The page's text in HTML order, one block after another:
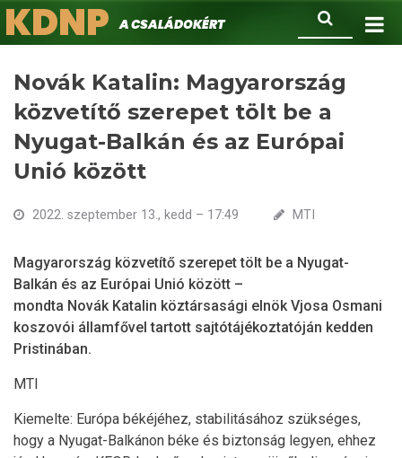
Ugrás
a
Keresés
KDNPA családokért.
Novák Katalin: Magyarország
közvetítő szerepet tölt be a
Nyugat-Balkán és az Európai
Unió között
2022. szeptember 13., kedd – 17:49 MTI
Magyarország közvetítő szerepet tölt be a Nyugat-
Balkán és az Európai Unió között –
mondta Novák Katalin köztársasági elnök Vjosa Osmani
koszovói államfővel tartott sajtótájékoztatóján kedden
Pristinában.
MTI
Kiemelte: Európa békéjéhez, stabilitásához szükséges,
hogy a Nyugat-Balkánon béke és biztonság legyen, ehhez